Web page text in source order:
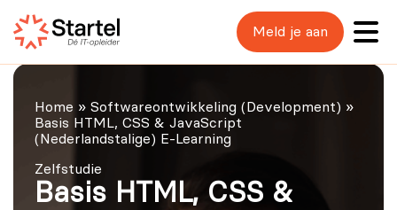
Meld je aan
Home » Softwareontwikkeling (Development) »
Basis HTML, CSS & JavaScript
(Nederlandstalige) E-Learning
Zelfstudie
Basis HTML, CSS &